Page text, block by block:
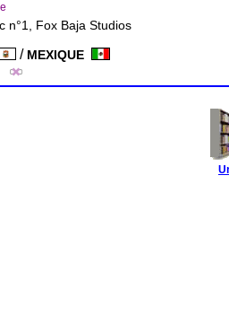
n°1, Fox Baja Studios
/ MEXIQUE